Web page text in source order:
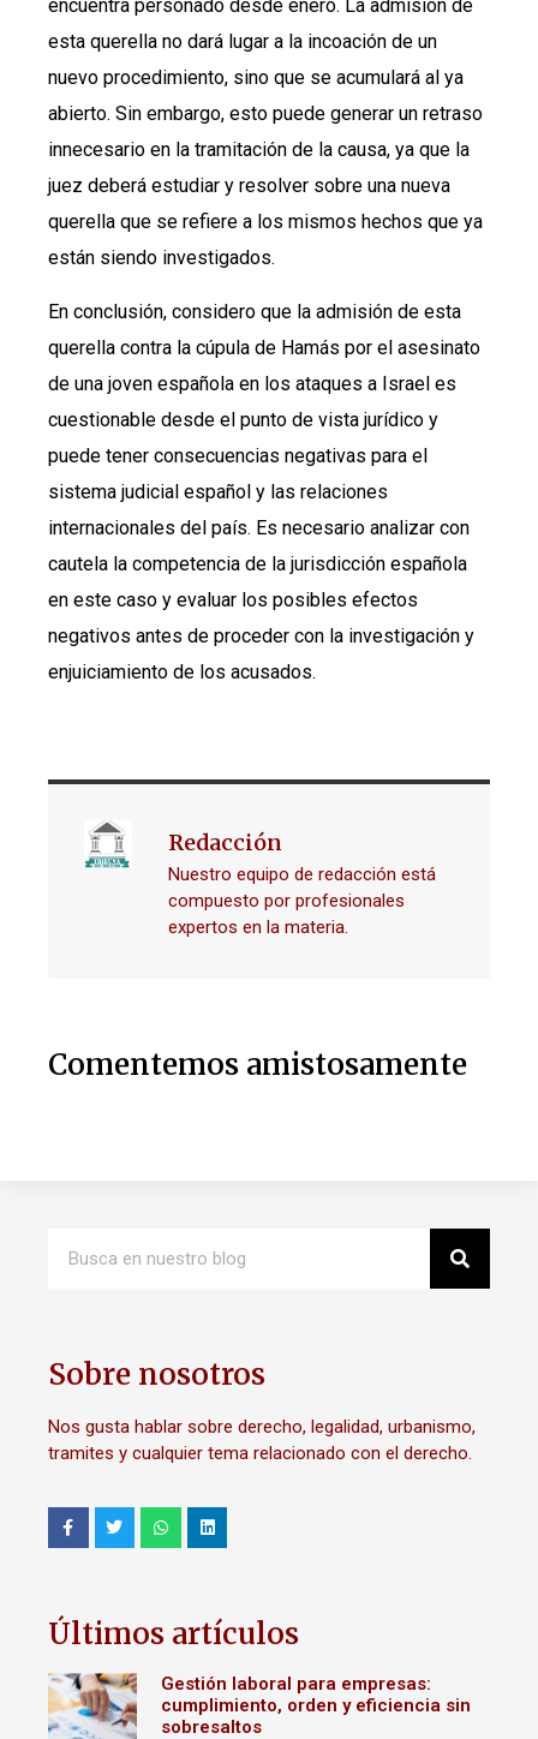
encuentra personado desde enero. La admisión de
esta querella no dará lugar a la incoación de un
nuevo procedimiento, sino que se acumulará al ya
abierto. Sin embargo, esto puede generar un retraso
innecesario en la tramitación de la causa, ya que la
juez deberá estudiar y resolver sobre una nueva
querella que se refiere a los mismos hechos que ya
están siendo investigados.
En conclusión, considero que la admisión de esta
querella contra la cúpula de Hamás por el asesinato
de una joven española en los ataques a Israel es
cuestionable desde el punto de vista jurídico y
puede tener consecuencias negativas para el
sistema judicial español y las relaciones
internacionales del país. Es necesario analizar con
cautela la competencia de la jurisdicción española
en este caso y evaluar los posibles efectos
negativos antes de proceder con la investigación y
enjuiciamiento de los acusados.
Redacción
Nuestro equipo de redacción está
compuesto por profesionales
expertos en la materia.
Comentemos amistosamente
Sobre nosotros
Nos gusta hablar sobre derecho, legalidad, urbanismo,
tramites y cualquier tema relacionado con el derecho.
Últimos artículos
Gestión laboral para empresas:
cumplimiento, orden y eficiencia sin
sobresaltos